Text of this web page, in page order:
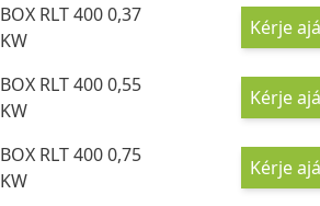
BOX RLT 400 0,37
KW
Kérje
BOX RLT 400 0,55
KW
Kérje
BOX RLT 400 0,75
KW
Kérje